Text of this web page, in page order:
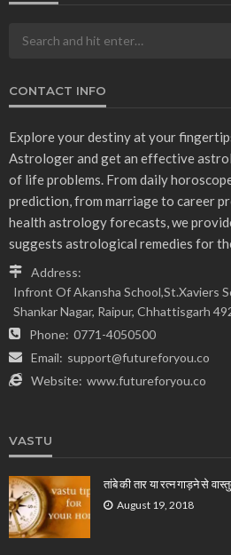
CONTACT INFO
Explore your destiny at your
Astrologer and get an effective
of life problems. From daily
prediction, from marriage to career
health astrology forecasts, we
suggests astrological remedies for
Address:
Infront Of Akansha School,St.Xaviers
Shankar Nagar, Raipur, Chhattisgarh
Phone: 0771-4050500
Email: support@futureforyou.co
Website: www.futureforyou.co
VASTU
तांबे की तार या रत्न गाड़ने से
August 19, 2018